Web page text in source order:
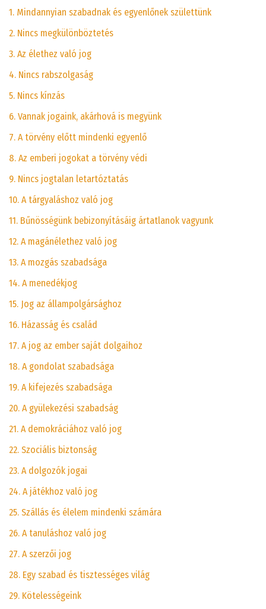
1. Mindannyian szabadnak és egyenlőnek születtünk
2. Nincs megkülönböztetés
3. Az élethez való jog
4. Nincs rabszolgaság
5. Nincs kínzás
6. Vannak jogaink, akárhová is megyünk
7. A törvény előtt mindenki egyenlő
8. Az emberi jogokat a törvény védi
9. Nincs jogtalan letartóztatás
10. A tárgyaláshoz való jog
11. Bűnösségünk bebizonyításáig ártatlanok vagyunk
12. A magánélethez való jog
13. A mozgás szabadsága
14. A menedékjog
15. Jog az állampolgársághoz
16. Házasság és család
17. A jog az ember saját dolgaihoz
18. A gondolat szabadsága
19. A kifejezés szabadsága
20. A gyülekezési szabadság
21. A demokráciához való jog
22. Szociális biztonság
23. A dolgozók jogai
24. A játékhoz való jog
25. Szállás és élelem mindenki számára
26. A tanuláshoz való jog
27. A szerzői jog
28. Egy szabad és tisztességes világ
29. Kötelességeink